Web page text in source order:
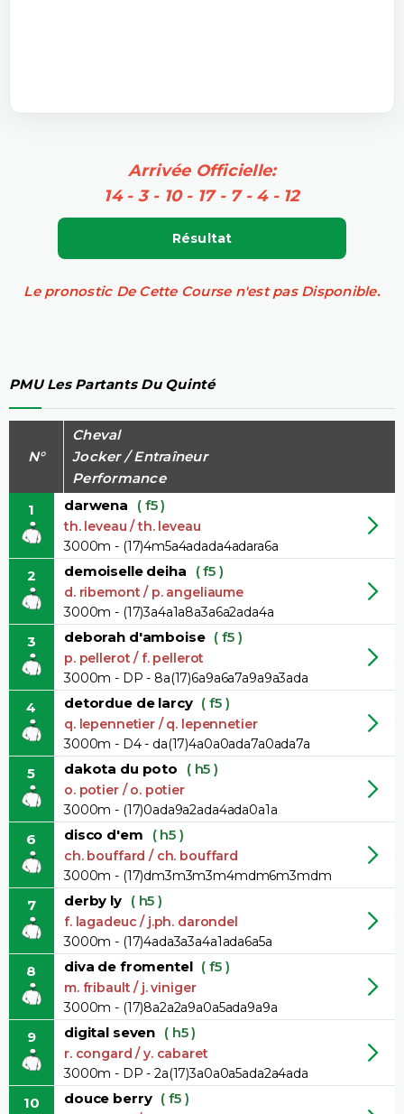
Arrivée Officielle:
14 - 3 - 10 - 17 - 7 - 4 - 12
Résultat
Le pronostic De Cette Course n'est pas Disponible.
PMU Les Partants Du Quinté
N°
Cheval
Jocker / Entraîneur
Performance
1
darwena ( f5 )
th. leveau / th. leveau
3000m - (17)4m5a4adada4adara6a
2 demoiselle deiha ( f5 )
d. ribemont / p. angeliaume
3000m - (17)3a4a1a8a3a6a2ada4a
3 deborah d'amboise ( f5 )
p. pellerot / f. pellerot
3000m - DP - 8a(17)6a9a6a7a9a9a3ada
4 detordue de larcy ( f5 )
q. lepennetier / q. lepennetier
3000m - D4 - da(17)4a0a0ada7a0ada7a
5 dakota du poto ( h5 )
o. potier / o. potier
3000m - (17)0ada9a2ada4ada0a1a
6 disco d'em ( h5 )
ch. bouffard / ch. bouffard
3000m - (17)dm3m3m3m4mdm6m3mdm
7 derby ly ( h5 )
f. lagadeuc / j.ph. darondel
3000m - (17)4ada3a3a4a1ada6a5a
8 diva de fromentel ( f5 )
m. fribault / j. viniger
3000m - (17)8a2a2a9a0a5ada9a9a
9 digital seven ( h5 )
r. congard / y. cabaret
3000m - DP - 2a(17)3a0a0a5ada2a4ada
10 douce berry ( f5 )